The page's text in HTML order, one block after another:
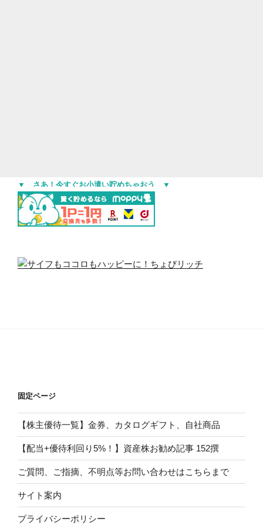
▼ さあ！今すぐお小遣い貯めちゃおう ▼
固定ページ
【株主優待一覧】金券、カタログギフト、自社商品
【配当+優待利回り5%！】資産株お勧め記事 152撰
ご質問、ご指摘、不明点等お問い合わせはこちらまで
サイト案内
プライバシーポリシー